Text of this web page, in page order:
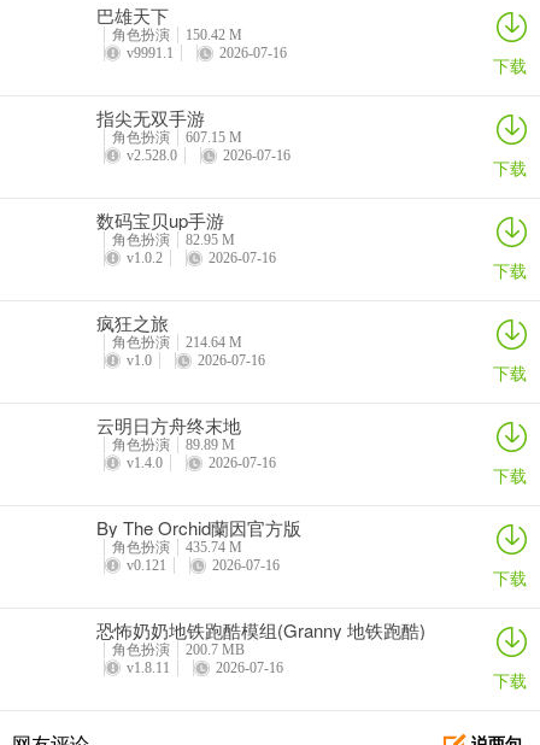
士可补充控制与伤害，雅典娜作为奶妈兼顾治疗与辅助，适合追求快
速清关、喜欢高爆发玩法的玩家。
齐天大圣 + 丸子头 + 极道大佬 + 医疗老兵
这套阵容续航能力突出，齐天大圣和极道大佬组成双肉盾阵容，抗伤
能力拉满，丸子头负责持续输出，医疗老兵的强效治疗能让团队保持
健康状态，面对高难度关卡时表现稳定。
1、末日沉浸体验
探索沙漠、雪山等多地形废墟，应对天灾与变异丧尸，重建文明之
2、策略小队作战
3、联盟对抗竞技
1、优化游戏画面和质感表现，提升整体表现；
巴雄天下
角色扮演
150.42 M
v9991.1
2026-07-16 下载
指尖无双手游
角色扮演
607.15 M
v2.528.0
2026-07-16 下载
数码宝贝up手游
角色扮演
82.95 M
v1.0.2
2026-07-16 下载
疯狂之旅
角色扮演
214.64 M
v1.0
2026-07-16 下载
云明日方舟终末地
角色扮演
89.89 M
v1.4.0
2026-07-16 下载
By The Orchid蘭因官方版
角色扮演
435.74 M
v0.121
2026-07-16 下载
恐怖奶奶地铁跑酷模组(Granny 地铁跑酷)
角色扮演
200.7 MB
v1.8.11
2026-07-16 下载